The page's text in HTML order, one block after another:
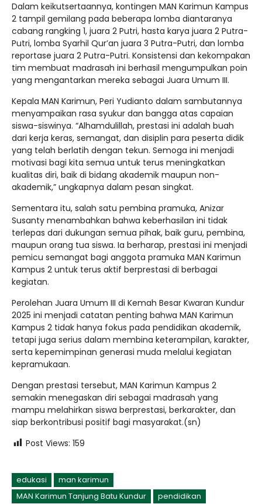
Dalam keikutsertaannya, kontingen MAN Karimun Kampus
2 tampil gemilang pada beberapa lomba diantaranya
cabang rangking 1, juara 2 Putri, hasta karya juara 2 Putra-
Putri, lomba Syarhil Qur’an juara 3 Putra-Putri, dan lomba
reportase juara 2 Putra-Putri. Konsistensi dan kekompakan
tim membuat madrasah ini berhasil mengumpulkan poin
yang mengantarkan mereka sebagai Juara Umum III.
Kepala MAN Karimun, Peri Yudianto dalam sambutannya
menyampaikan rasa syukur dan bangga atas capaian
siswa-siswinya. “Alhamdulillah, prestasi ini adalah buah
dari kerja keras, semangat, dan disiplin para peserta didik
yang telah berlatih dengan tekun. Semoga ini menjadi
motivasi bagi kita semua untuk terus meningkatkan
kualitas diri, baik di bidang akademik maupun non-
akademik,” ungkapnya dalam pesan singkat.
Sementara itu, salah satu pembina pramuka, Anizar
Susanty menambahkan bahwa keberhasilan ini tidak
terlepas dari dukungan semua pihak, baik guru, pembina,
maupun orang tua siswa. Ia berharap, prestasi ini menjadi
pemicu semangat bagi anggota pramuka MAN Karimun
Kampus 2 untuk terus aktif berprestasi di berbagai
kegiatan.
Perolehan Juara Umum III di Kemah Besar Kwaran Kundur
2025 ini menjadi catatan penting bahwa MAN Karimun
Kampus 2 tidak hanya fokus pada pendidikan akademik,
tetapi juga serius dalam membina keterampilan, karakter,
serta kepemimpinan generasi muda melalui kegiatan
kepramukaan.
Dengan prestasi tersebut, MAN Karimun Kampus 2
semakin menegaskan diri sebagai madrasah yang
mampu melahirkan siswa berprestasi, berkarakter, dan
siap berkontribusi positif bagi masyarakat.(sn)
Post Views: 159
edukasi
man karimun
MAN Karimun Tanjung Batu Kundur
pendidikan